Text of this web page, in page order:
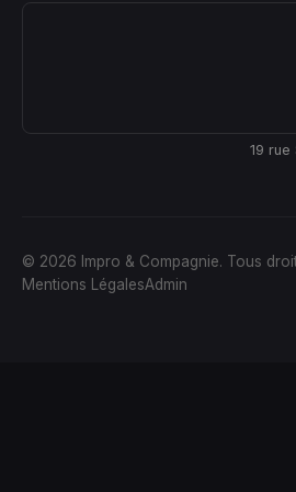
19 rue
© 2026 Impro & Compagnie. Tous
Mentions LégalesAdmin